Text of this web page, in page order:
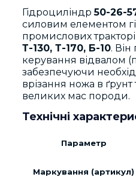
Гідроциліндр50-26-
силовим елементом
промислових
Т-130, Т-170, Б-10.
керування відвалом
забезпечуючи
врізання ножа в
великих мас породи.
Технічні
Параметр
Маркування (артикул)